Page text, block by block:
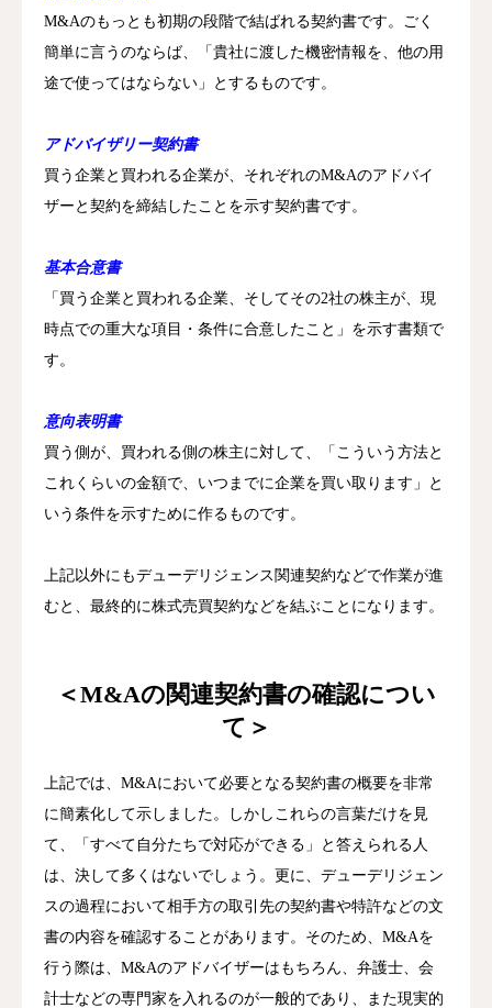
M&Aのもっとも初期の段階で結ばれる契約書です。ごく
簡単に言うのならば、「貴社に渡した機密情報を、他の用
途で使ってはならない」とするものです。
アドバイザリー契約書
買う企業と買われる企業が、それぞれのM&Aのアドバイ
ザーと契約を締結したことを示す契約書です。
基本合意書
「買う企業と買われる企業、そしてその2社の株主が、現
時点での重大な項目・条件に合意したこと」を示す書類で
す。
意向表明書
買う側が、買われる側の株主に対して、「こういう方法と
これくらいの金額で、いつまでに企業を買い取ります」と
いう条件を示すために作るものです。
上記以外にもデューデリジェンス関連契約などで作業が進
むと、最終的に株式売買契約などを結ぶことになります。
＜M&Aの関連契約書の確認につい
て＞
上記では、M&Aにおいて必要となる契約書の概要を非常
に簡素化して示しました。
しかしこれらの言葉だけを見
て、「すべて自分たちで対応ができる」と答えられる人
は、決して多くはないでしょう。 更に、デューデリジェン
スの過程において相手方の取引先の契約書や特許などの文
書の内容を確認することがあります。 そのため、M&Aを
行う際は、M&Aのアドバイザーはもちろん、弁護士、会
計士などの専門家を入れるのが一般的であり、また現実的